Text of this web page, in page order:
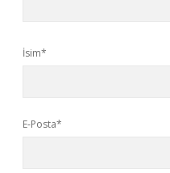
İsim*
E-Posta*